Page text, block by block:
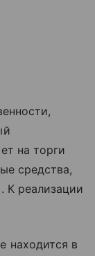
на торги
средства,
К реализации
находится в